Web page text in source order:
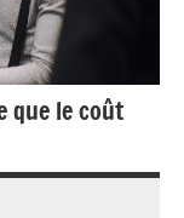
que le coût